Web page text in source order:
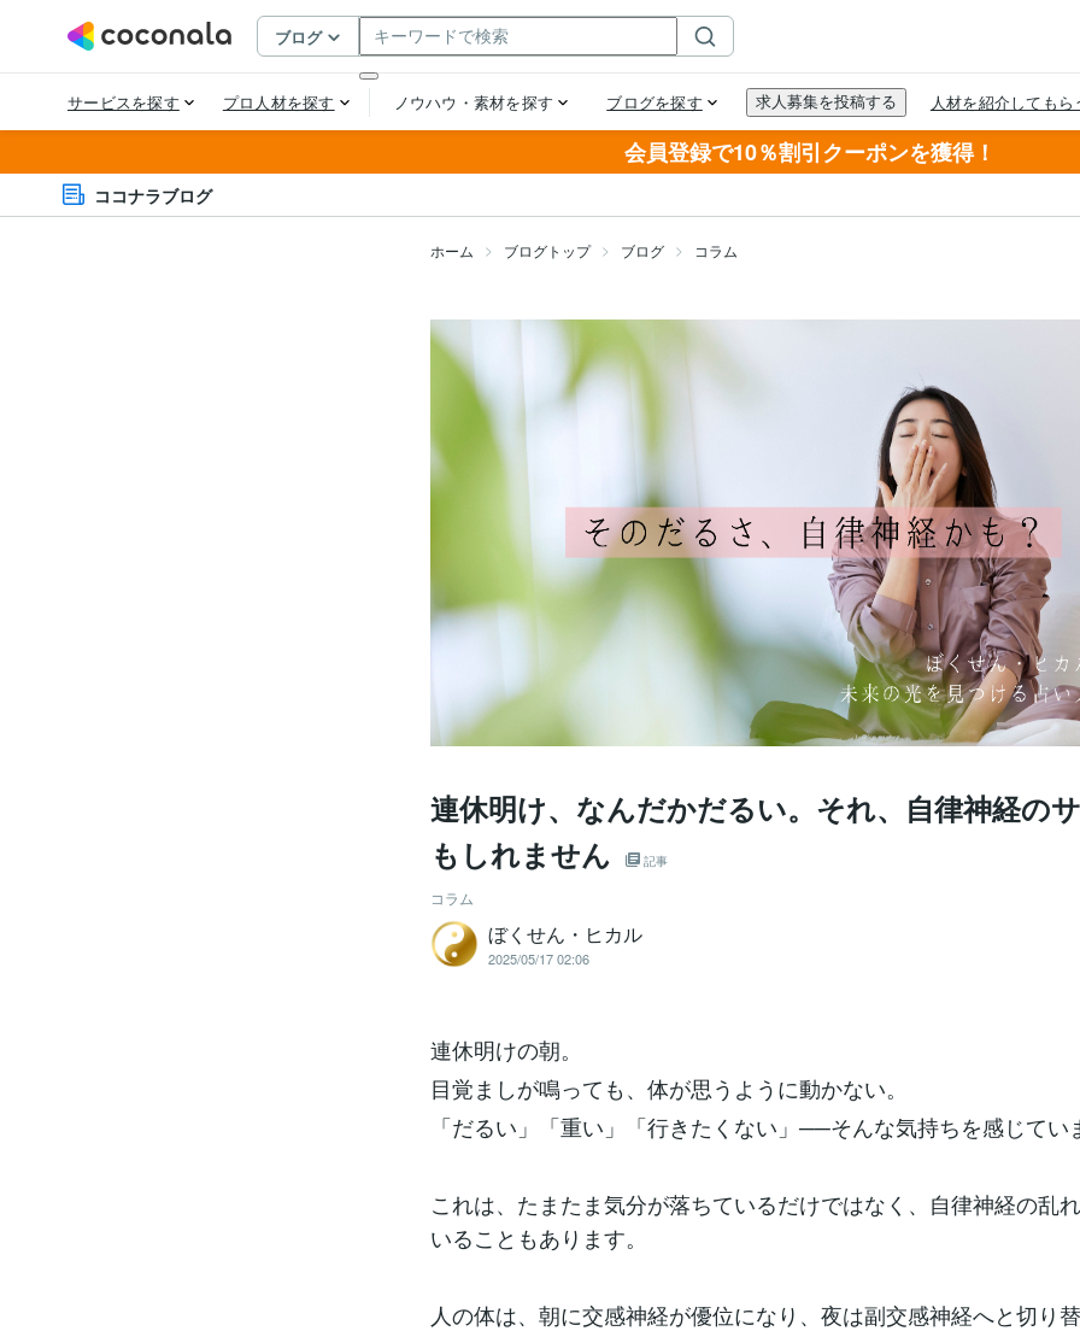
会員登録で10％割引クーポンを獲得！
ココナラブログ
ホーム ブログトップ ブログ コラム
連休明け、なんだかだるい。それ、自律神経の
もしれません
記事
コラム
ぼくせん・ヒカル
2025/05/17 02:06
連休明けの朝。
目覚ましが鳴っても、体が思うように動かない。
「だるい」「重い」「行きたくない」──そんな気持ちを感じてい
これは、たまたま気分が落ちているだけではなく、自律神経の乱
いることもあります。
人の体は、朝に交感神経が優位になり、夜は副交感神経へと切り